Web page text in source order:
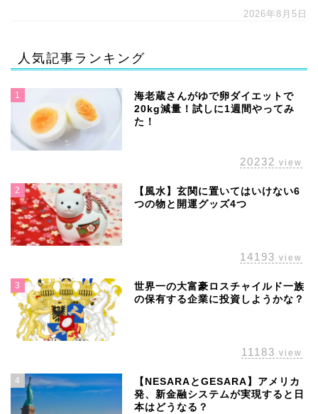
2026年8月5日
人気記事ランキング
1
海老蔵さんがゆで卵ダイエットで
20kg減量！試しに1週間やってみ
た！
20232 view
2
【風水】玄関に置いてはいけない6
つの物と開運グッズ4つ
14193 view
3
世界一の大富豪ロスチャイルド一族
の保有する企業に投資しようかな？
11183 view
4
【NESARAとGESARA】アメリカ
発、新金融システムが実現すると日
本はどうなる？